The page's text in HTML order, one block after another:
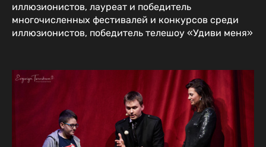
иллюзионистов, лауреат и победитель
многочисленных фестивалей и конкурсов среди
иллюзионистов, победитель телешоу «Удиви меня»